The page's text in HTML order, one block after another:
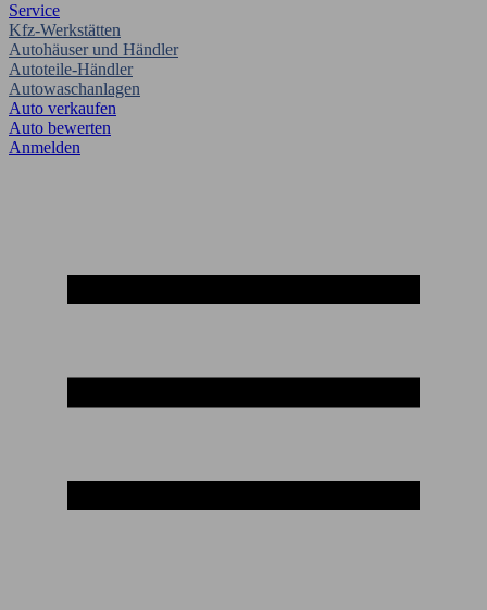
Service
Kfz-Werkstätten
Autohäuser und Händler
Autoteile-Händler
Autowaschanlagen
Auto verkaufen
Auto bewerten
Anmelden